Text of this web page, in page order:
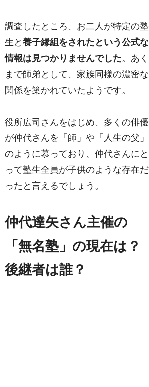
調査したところ、お二人が特定の塾
生と養子縁組をされたという公式な
情報は見つかりませんでした。あく
まで師弟として、家族同様の濃密な
関係を築かれていたようです。
役所広司さんをはじめ、多くの俳優
が仲代さんを「師」や「人生の父」
のように慕っており、仲代さんにと
って塾生全員が子供のような存在だ
ったと言えるでしょう。
仲代達矢さん主催の
「無名塾」の現在は？
後継者は誰？